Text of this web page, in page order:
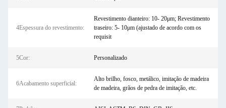
4Espessura do revestimento:
Revestimento dianteiro: 10- 20μm; Revestimento
traseiro: 5- 10μm (ajustado de acordo com os
requisit
5Cor: Personalizado
6Acabamento superficial:
Alto brilho, fosco, metálico, imitação de madeira
de madeira, grãos de pedra de imitação, etc.